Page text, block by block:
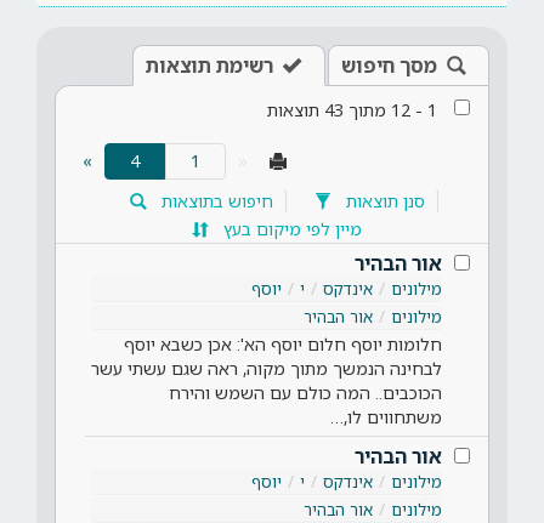
מסך חיפוש רשימת תוצאות
1
-
12 מתוך 43 תוצאות
4
»
סנן תוצאות
חיפוש בתוצאות
מיין לפי מיקום בעץ
אור הבהיר
מילונים אינדקס י
יוסף
מילונים
אור הבהיר
חלומות יוסף חלום יוסף הא': אכן כשבא יוסף
לבחינה הנמשך מתוך מקוה, ראה שגם עשתי עשר
הכוכבים.. המה כולם עם השמש והירח
משתחווים לו,…
אור הבהיר
מילונים אינדקס י
יוסף
מילונים
אור הבהיר